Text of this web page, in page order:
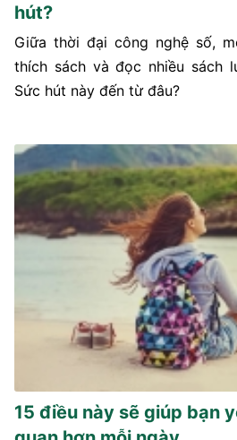
hút?
Giữa thời đại công nghệ số,
thích sách và đọc nhiều sách
Sức hút này đến từ đâu?
15 điều này sẽ giúp bạn